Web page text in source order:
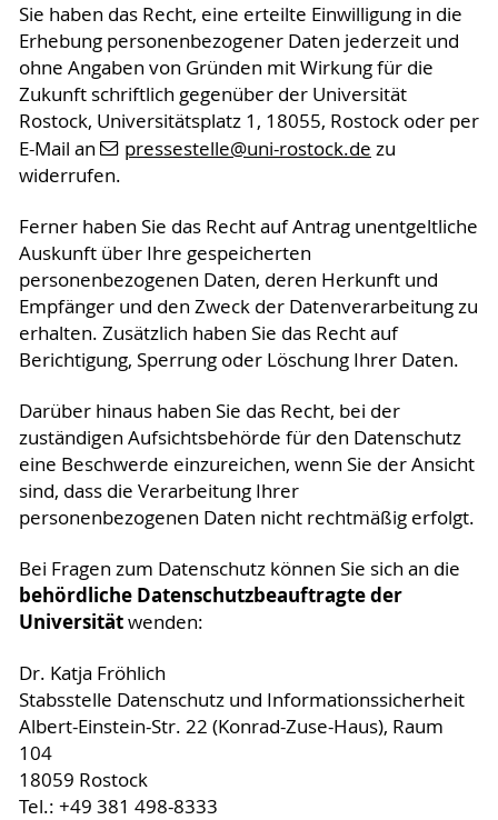
Sie haben das Recht, eine erteilte Einwilligung in die
Erhebung personenbezogener Daten jederzeit und
ohne Angaben von Gründen mit Wirkung für die
Zukunft schriftlich gegenüber der Universität
Rostock, Universitätsplatz 1, 18055, Rostock oder per
E-Mail an
pressestelle@uni-rostock.de zu
widerrufen.
Ferner haben Sie das Recht auf Antrag unentgeltliche
Auskunft über Ihre gespeicherten
personenbezogenen Daten, deren Herkunft und
Empfänger und den Zweck der Datenverarbeitung zu
erhalten. Zusätzlich haben Sie das Recht auf
Berichtigung, Sperrung oder Löschung Ihrer Daten.
Darüber hinaus haben Sie das Recht, bei der
zuständigen Aufsichtsbehörde für den Datenschutz
eine Beschwerde einzureichen, wenn Sie der Ansicht
sind, dass die Verarbeitung Ihrer
personenbezogenen Daten nicht rechtmäßig erfolgt.
Bei Fragen zum Datenschutz können Sie sich an die
behördliche Datenschutzbeauftragte der
Universitätwenden:
Dr. Katja Fröhlich
Stabsstelle Datenschutz und Informationssicherheit
Albert-Einstein-Str. 22 (Konrad-Zuse-Haus), Raum
104
18059 Rostock
Tel.: +49 381 498-8333